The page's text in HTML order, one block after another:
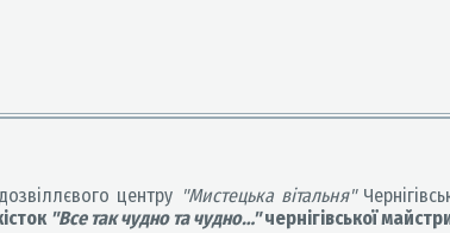
центру "Мистецька вітальня"
"Все так чудно та чудно…"чернігівської